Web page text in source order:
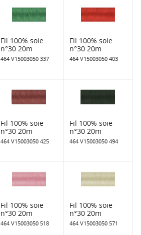
Fil 100% soie
n°30 20m
464 V15003050 337
Fil 100% soie
n°30 20m
464 V15003050 403
Fil 100% soie
n°30 20m
464 V15003050 425
Fil 100% soie
n°30 20m
464 V15003050 494
Fil 100% soie
n°30 20m
464 V15003050 518
Fil 100% soie
n°30 20m
464 V15003050 571